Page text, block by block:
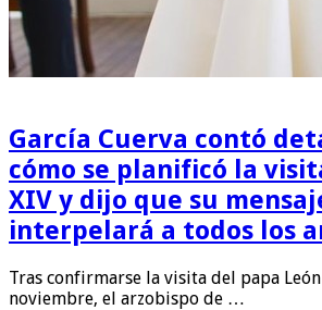
García Cuerva contó
cómo se planificó la
XIV y dijo que su
interpelará a todos los
Tras confirmarse la visita del papa
noviembre, el arzobispo de …